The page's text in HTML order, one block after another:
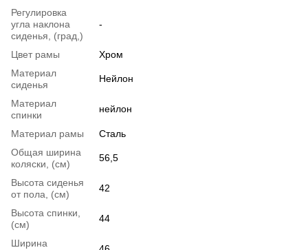
Регулировка
угла наклона
сиденья, (град,)
-
Цвет рамы
Хром
Материал
сиденья
Нейлон
Материал
спинки
нейлон
Материал рамы
Сталь
Общая ширина
коляски, (см)
56,5
Высота сиденья
от пола, (см)
42
Высота спинки,
(см)
44
Ширина